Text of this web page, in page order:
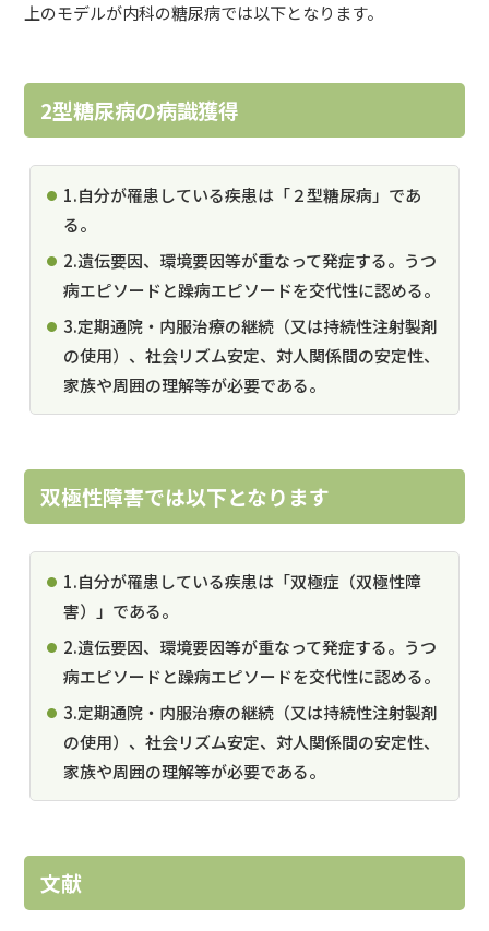
上のモデルが内科の糖尿病では以下となります。
2型糖尿病の病識獲得
1.自分が罹患している疾患は「２型糖尿病」であ
る。
2.遺伝要因、環境要因等が重なって発症する。うつ
病エピソードと躁病エピソードを交代性に認める。
3.定期通院・内服治療の継続（又は持続性注射製剤
の使用）、社会リズム安定、対人関係間の安定性、
家族や周囲の理解等が必要である。
双極性障害では以下となります
1.自分が罹患している疾患は「双極症（双極性障
害）」である。
2.遺伝要因、環境要因等が重なって発症する。うつ
病エピソードと躁病エピソードを交代性に認める。
3.定期通院・内服治療の継続（又は持続性注射製剤
の使用）、社会リズム安定、対人関係間の安定性、
家族や周囲の理解等が必要である。
文献